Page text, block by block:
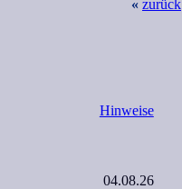
« zurück
Hinweise
04.08.26